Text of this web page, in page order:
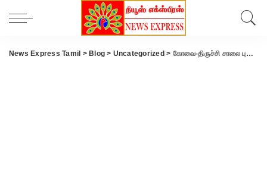
News Express Tamil > Blog > Uncategorized > கோவை-திருச்சி சாலை புதிய மேம்பாலம்: மீண்டும் ஒருவரை காவு வாங்கியுள்ளது…